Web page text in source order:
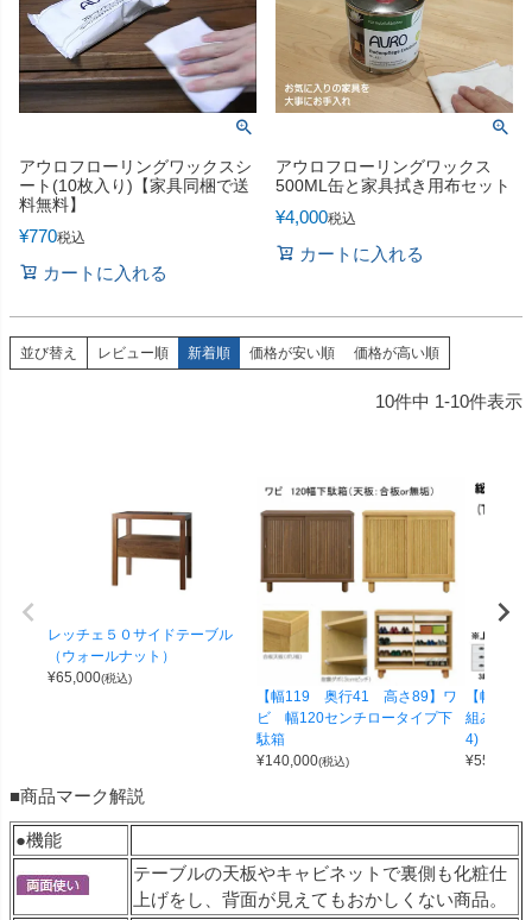
アウロフローリングワックスシ
ート(10枚入り)【家具同梱で送
料無料】
¥770税込
カートに入れる
アウロフローリングワックス
500ML缶と家具拭き用布セット
¥4,000税込
カートに入れる
並び替え レビュー順 新着順 価格が安い順 価格が高い順
10件中 1-10件表示
レッチェ５０サイドテーブル
（ウォールナット）
¥65,000(税込)
【幅119 奥行41 高さ89】ワ
ビ 幅120センチロータイプ下
駄箱
¥140,000(税込)
【幅100
組み合わ
4)
¥55,000
■商品マーク解説
●機能
テーブルの天板やキャビネットで裏側も化粧仕
上げをし、背面が見えてもおかしくない商品。